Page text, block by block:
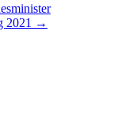
2021 →